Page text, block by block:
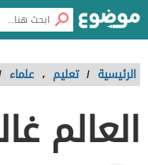
الرئيسية / تعليم ، علماء
العالم